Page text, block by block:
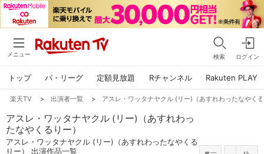
メニュー 検索 ログイン
トップ パ・リーグ 定額見放題 Rチャンネル Rakuten PLAY
楽天TV > 出演者一覧 > アスレ・ワッタナヤクル (リー)（あすれわったなやく
アスレ・ワッタナヤクル (リー)（あすれわっ
たなやくるりー）
アスレ・ワッタナヤクル (リー)（あすれわったなやくる
りー） 出演作品一覧